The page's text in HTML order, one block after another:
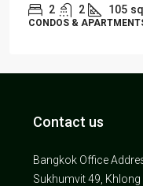
2 2 105
CONDOS &
Contact us
Bangkok Office
Sukhumvit 49,